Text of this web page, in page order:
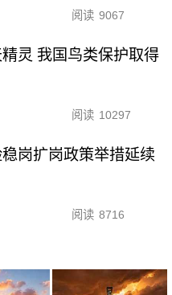
阅读 9067
灵 我国鸟类保护取得
阅读 10297
岗扩岗政策举措延续
阅读 8716